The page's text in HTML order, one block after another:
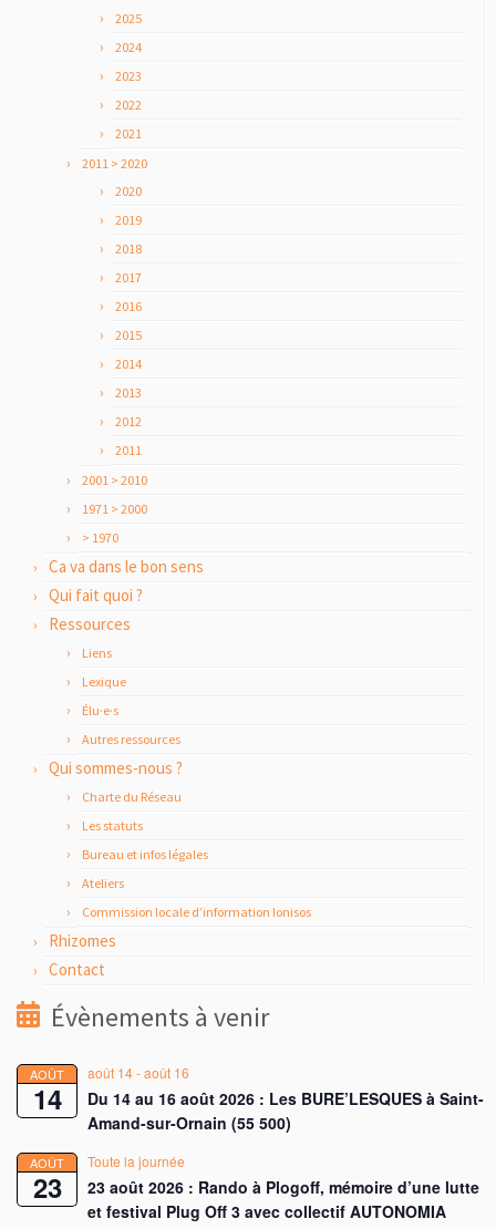
2025
2024
2023
2022
2021
2011 > 2020
2020
2019
2018
2017
2016
2015
2014
2013
2012
2011
2001 > 2010
1971 > 2000
> 1970
Ca va dans le bon sens
Qui fait quoi ?
Ressources
Liens
Lexique
Élu·e·s
Autres ressources
Qui sommes-nous ?
Charte du Réseau
Les statuts
Bureau et infos légales
Ateliers
Commission locale d’information Ionisos
Rhizomes
Contact
Évènements à venir
AOÛT
14
août 14-août 16
Du 14 au 16 août 2026 : Les BURE’LESQUES à Saint-
Amand-sur-Ornain (55 500)
AOÛT
23
Toute la journée
23 août 2026 : Rando à Plogoff, mémoire d’une lutte
et festival Plug Off 3 avec collectif AUTONOMIA